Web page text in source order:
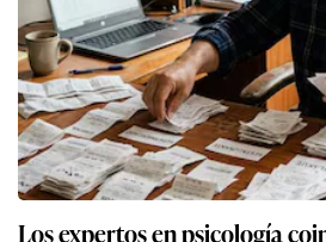
Los expertos en psicología